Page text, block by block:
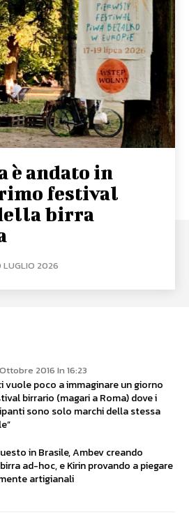
è andato in
festival
birra
LUGLIO 2026
Ottobre 2016 In 16:23
vuole poco a immaginare un giorno
birrario (magari a Roma) dove i
sono solo marchi della stessa
in Brasile, Ambev creando
ad-hoc, e Kirin provando a piegare
artigianali